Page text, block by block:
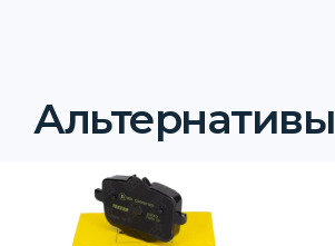
Альтернативы